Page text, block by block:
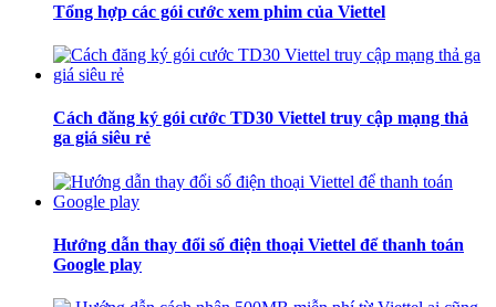
Tổng hợp các gói cước xem phim của Viettel
Cách đăng ký gói cước TD30 Viettel truy cập mạng thả
ga giá siêu rẻ
Hướng dẫn thay đổi số điện thoại Viettel để thanh toán
Google play